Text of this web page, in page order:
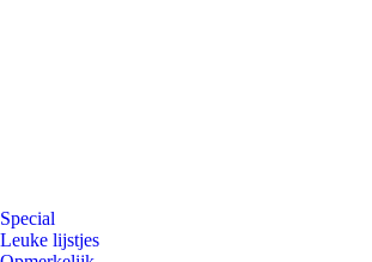
Special
Leuke lijstjes